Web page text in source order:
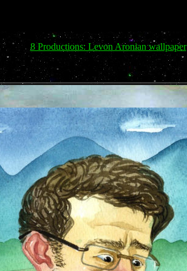
8 Productions: Levon Aronian wallpaper